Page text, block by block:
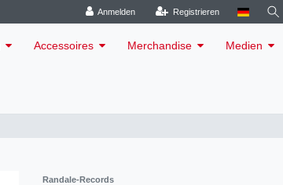
Anmelden Registrieren
Accessoires Merchandise Medien
Randale-Records